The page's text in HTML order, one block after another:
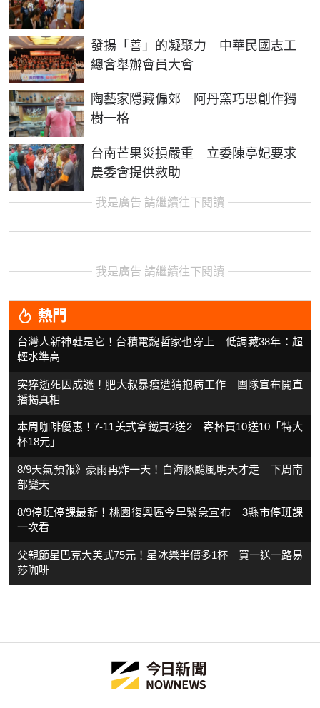
發揚「善」的凝聚力 中華民國志工
總會舉辦會員大會
陶藝家隱藏偏郊 阿丹窯巧思創作獨
樹一格
台南芒果災損嚴重 立委陳亭妃要求
農委會提供救助
我是廣告 請繼續往下閱讀
我是廣告 請繼續往下閱讀
熱門
台灣人新神鞋是它！台積電魏哲家也穿上 低調藏38年：超
輕水準高
突猝逝死因成謎！肥大叔暴瘦遭猜抱病工作 團隊宣布開直
播揭真相
本周咖啡優惠！7-11美式拿鐵買2送2 寄杯買10送10「特大
杯18元」
8/9天氣預報》豪雨再炸一天！白海豚颱風明天才走 下周南
部變天
8/9停班停課最新！桃園復興區今早緊急宣布 3縣市停班課
一次看
父親節星巴克大美式75元！星冰樂半價多1杯 買一送一路易
莎咖啡